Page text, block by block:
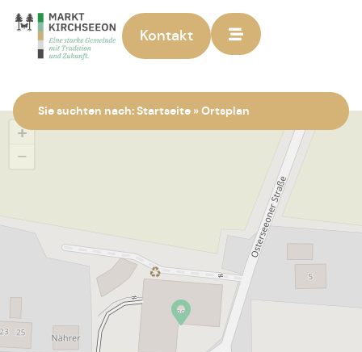
Kontakt
Sie suchten nach:Startseite »Ortsplan
+
−